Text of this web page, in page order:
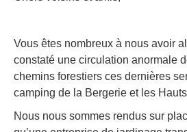
Vous êtes nombreux à nous avoir
constaté une circulation anormale
chemins forestiers ces dernières
camping de la Bergerie et les
Nous nous sommes rendus sur